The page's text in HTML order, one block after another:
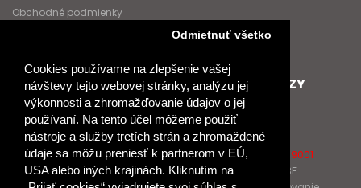
Cookies používame na zlepšenie vašej
návštevy tejto webovej stránky, analýzu jej
výkonnosti a zhromažďovanie údajov o jej
používaní. Na tento účel môžeme použiť
nástroje a služby tretích strán a zhromaždené
údaje sa môžu preniesť k partnerom v EÚ,
USA alebo iných krajinách. Kliknutím na
Odmietnuť všetko
Obchodné podmienky
SPOLUPRACUJEME
Podporujeme
Naše projekty
Spolupracujeme
Pošlite nám správu
ĎALŠIE ODKAZY
O Raabe
O Klett
Naši autori
Certifikát kvality ISO 9001
Klientska zóna RAABE